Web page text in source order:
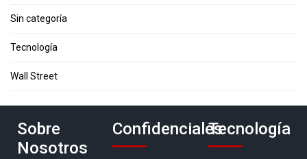
Sin categoría
Tecnología
Wall Street
Sobre
Nosotros
ConfidencialesTecnología